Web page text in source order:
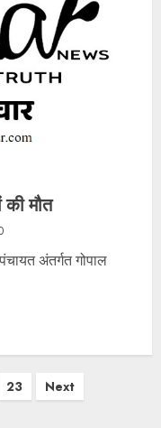
मौत
अंतर्गत गोपाल
23 Next